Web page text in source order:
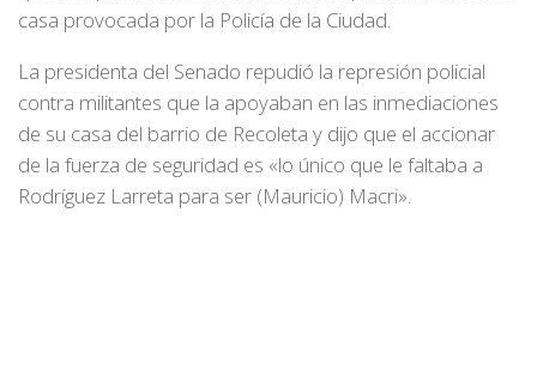
casa provocada por la Policía de la Ciudad.
La presidenta del Senado repudió la represión policial
contra militantes que la apoyaban en las inmediaciones
de su casa del barrio de Recoleta y dijo que el accionar
de la fuerza de seguridad es «lo único que le faltaba a
Rodríguez Larreta para ser (Mauricio) Macri».